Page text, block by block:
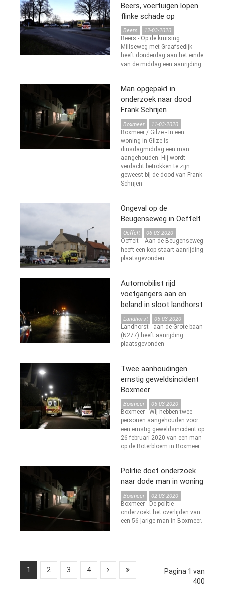
Beers, voertuigen lopen
flinke schade op
Beers 12-03-2020
Beers - Op de kruising
Millseweg met Graafsedijk
heeft donderdag aan het einde
van de middag een aanrijding
Man opgepakt in
onderzoek naar dood
Frank Schrijen
Boxmeer 11-03-2020
Boxmeer / Gilze - In een
woning in Gilze is
dinsdagmiddag een man
aangehouden. Hij wordt
verdacht betrokken te zijn
geweest bij de dood van Frank
Schrijen
Ongeval op de
Beugenseweg in Oeffelt
Oeffelt 06-03-2020
Oeffelt - Aan de Beugenseweg
heeft een kop staart aanrijding
plaatsgevonden
Automobilist rijd
voetgangers aan en
beland in sloot landhorst
Landhorst 05-03-2020
Landhorst - aan de Grote baan
(N277) heeft aanrijding
plaatsgevonden
Twee aanhoudingen
ernstig geweldsincident
Boxmeer
Boxmeer 05-03-2020
Boxmeer - Wij hebben twee
personen aangehouden voor
een ernstig geweldsincident op
26 februari 2020 van een man
op de Boterbloem in Boxmeer.
Politie doet onderzoek
naar dode man in woning
Boxmeer 02-03-2020
Boxmeer - De politie
onderzoekt het overlijden van
een 56-jarige man in Boxmeer.
1 2 3 4
Pagina 1 van
400